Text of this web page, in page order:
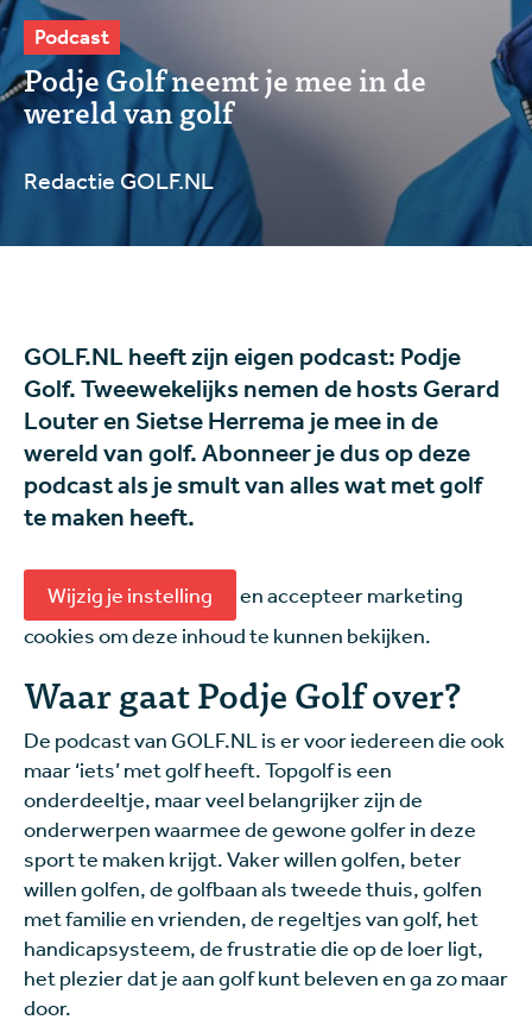
Podcast
Podje Golf neemt je mee in de
wereld van golf
Redactie GOLF.NL
GOLF.NL heeft zijn eigen podcast: Podje
Golf. Tweewekelijks nemen de hosts Gerard
Louter en Sietse Herrema je mee in de
wereld van golf. Abonneer je dus op deze
podcast als je smult van alles wat met golf
te maken heeft.
Wijzig je instelling
en accepteer marketing
cookies om deze inhoud te kunnen bekijken.
Waar gaat Podje Golf over?
De podcast van GOLF.NL is er voor iedereen die ook
maar ‘iets’ met golf heeft. Topgolf is een
onderdeeltje, maar veel belangrijker zijn de
onderwerpen waarmee de gewone golfer in deze
sport te maken krijgt. Vaker willen golfen, beter
willen golfen, de golfbaan als tweede thuis, golfen
met familie en vrienden, de regeltjes van golf, het
handicapsysteem, de frustratie die op de loer ligt,
het plezier dat je aan golf kunt beleven en ga zo maar
door.